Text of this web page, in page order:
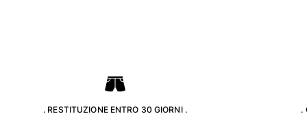
. RESTITUZIONE ENTRO 30 GIORNI . .